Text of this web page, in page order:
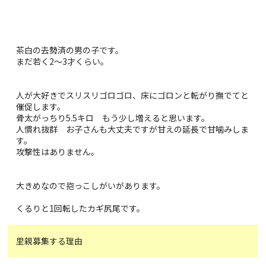
茶白の去勢済の男の子です。
まだ若く2～3才くらい。
人が大好きでスリスリゴロゴロ、床にゴロンと転がり撫でてと
催促します。
骨太がっちり5.5キロ もう少し増えると思います。
人慣れ抜群 お子さんも大丈夫ですが甘えの延長で甘噛みしま
す。
攻撃性はありません。
大きめなので抱っこしがいがあります。
くるりと1回転したカギ尻尾です。
里親募集する理由